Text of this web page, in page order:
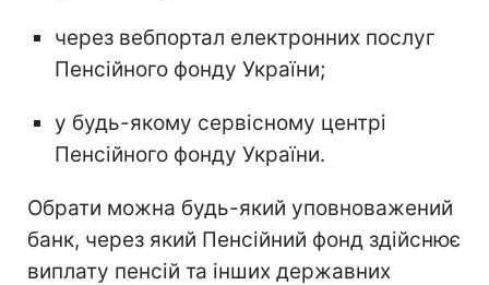
через вебпортал електронних послуг
Пенсійного фонду України;
у будь-якому сервісному центрі
Пенсійного фонду України.
Обрати можна будь-який уповноважений
банк, через який Пенсійний фонд здійснює
виплату пенсій та інших державних